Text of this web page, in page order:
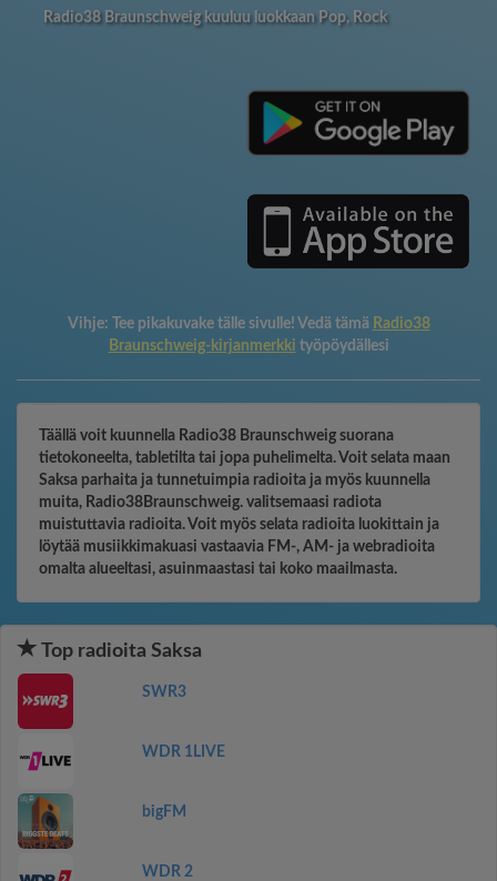
Radio38 Braunschweig kuuluu luokkaan Pop, Rock
Vihje: Tee pikakuvake tälle sivulle! Vedä tämä Radio38
Braunschweig-kirjanmerkki työpöydällesi
Täällä voit kuunnella Radio38 Braunschweig suorana
tietokoneelta, tabletilta tai jopa puhelimelta. Voit selata maan
Saksa parhaita ja tunnetuimpia radioita ja myös kuunnella
muita, Radio38Braunschweig. valitsemaasi radiota
muistuttavia radioita. Voit myös selata radioita luokittain ja
löytää musiikkimakuasi vastaavia FM-, AM- ja webradioita
omalta alueeltasi, asuinmaastasi tai koko maailmasta.
Top radioita Saksa
SWR3
WDR 1LIVE
bigFM
WDR 2